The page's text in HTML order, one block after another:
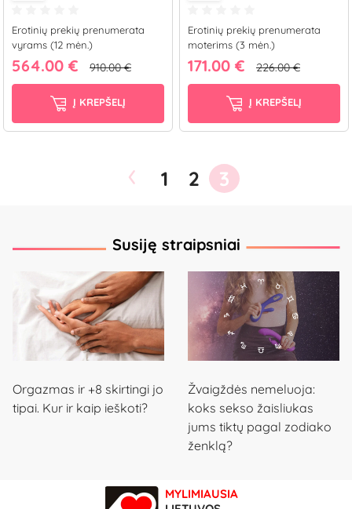
Erotinių prekių prenumerata
vyrams (12 mėn.)
564.00 € 910.00 €
Į KREPŠELĮ
Erotinių prekių prenumerata
moterims (3 mėn.)
171.00 € 226.00 €
Į KREPŠELĮ
‹ 1 2 3
Susiję straipsniai
Orgazmas ir +8 skirtingi jo
tipai. Kur ir kaip ieškoti?
Žvaigždės nemeluoja:
koks sekso žaisliukas
jums tiktų pagal zodiako
ženklą?
MYLIMIAUSIA